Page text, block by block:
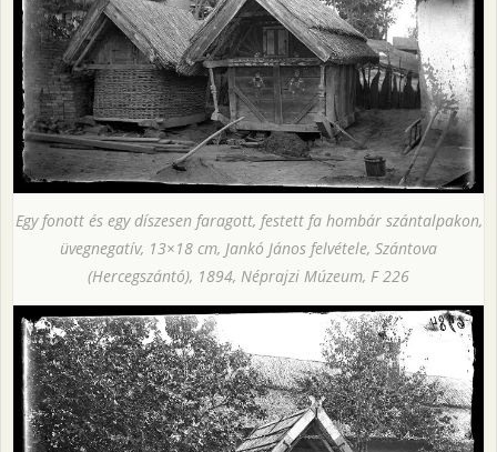
Egy fonott és egy díszesen faragott, festett fa hombár szántalpakon,
üvegnegatív, 13×18 cm, Jankó János felvétele, Szántova
(Hercegszántó), 1894, Néprajzi Múzeum, F 226